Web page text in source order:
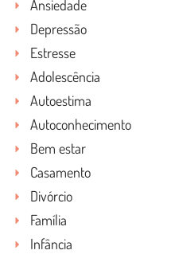
Ansiedade
Depressão
Estresse
Adolescência
Autoestima
Autoconhecimento
Bem estar
Casamento
Divórcio
Família
Infância